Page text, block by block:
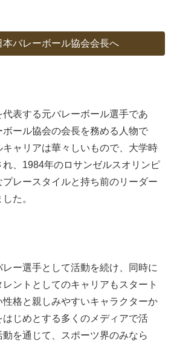
バレーボール協会会長へ
代表する元バレーボール選手であ
ボール協会の会長を務める人物で
ャリアは華々しいもので、大学時
、1984年のロサンゼルスオリンピ
レースタイルと持ち前のリーダー
た。
ー選手として活動を続け、同時に
ントとしてのキャリアもスタート
性格と親しみやすいキャラクターか
じめとする多くのメディアで活
を通じて、スポーツ界のみなら